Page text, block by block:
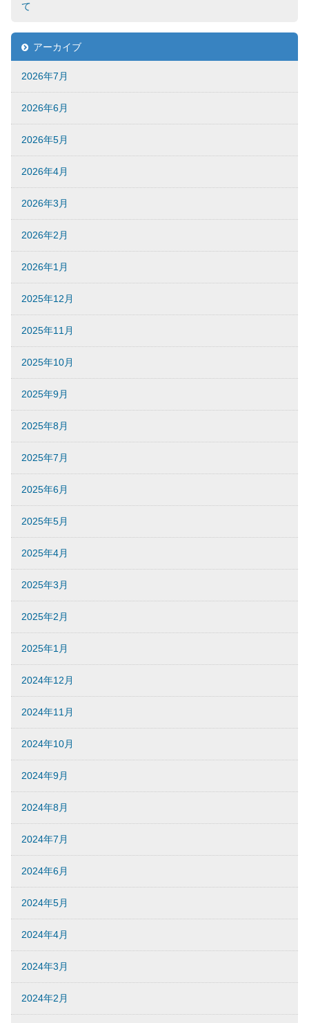
て
アーカイブ
2026年7月
2026年6月
2026年5月
2026年4月
2026年3月
2026年2月
2026年1月
2025年12月
2025年11月
2025年10月
2025年9月
2025年8月
2025年7月
2025年6月
2025年5月
2025年4月
2025年3月
2025年2月
2025年1月
2024年12月
2024年11月
2024年10月
2024年9月
2024年8月
2024年7月
2024年6月
2024年5月
2024年4月
2024年3月
2024年2月